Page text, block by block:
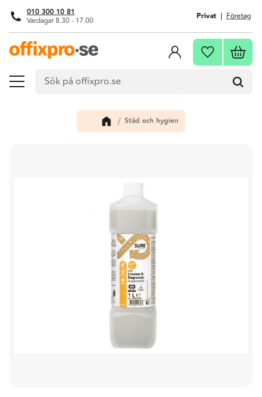
Meny
010 300 10 81
Vardagar 8.30 - 17.00 Privat Företag
Favoriter
Städ och hygien